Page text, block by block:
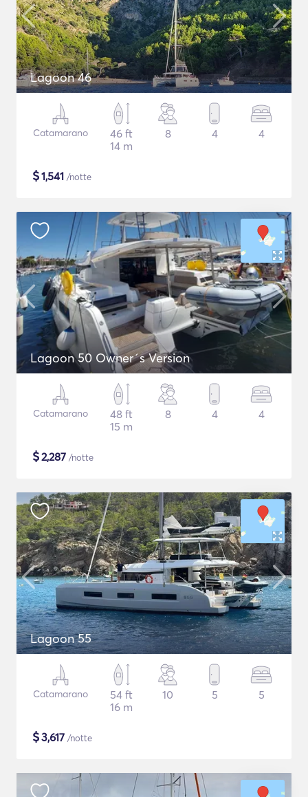
Lagoon 46
Catamarano
46 ft
14 m
8 4 4
$1,541 /notte
Lagoon 50 Owner´s Version
Catamarano
48 ft
15 m
8 4 4
$2,287 /notte
Lagoon 55
Catamarano
54 ft
16 m
10 5 5
$3,617 /notte